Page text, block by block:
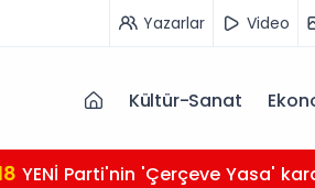
Yazarlar Video
Kültür-Sanat
YENİ Parti'nin 'Çerçeve Yasa'